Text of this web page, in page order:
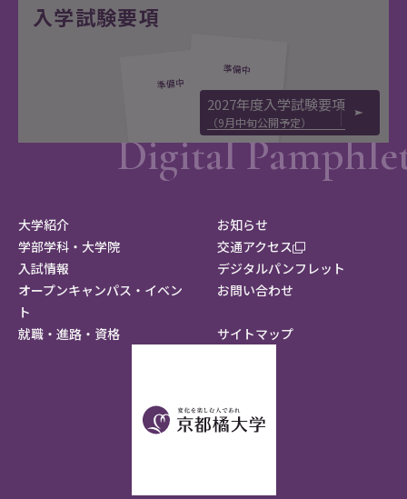
入学試験要項
2027年度入学試験要項
（9月中旬公開予定）
大学紹介
お知らせ
学部学科・大学院
交通アクセス
入試情報
デジタルパンフレット
オープンキャンパス・イベン
ト
お問い合わせ
就職・進路・資格 サイトマップ